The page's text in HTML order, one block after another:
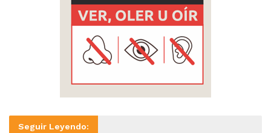
Seguir Leyendo: